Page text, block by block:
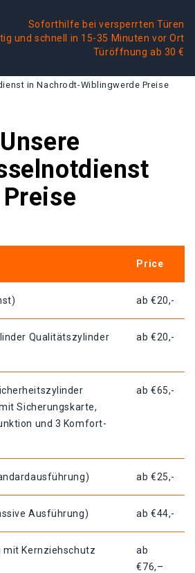
Soforthilfe bei versperrten Türen
und schnell in 15-35 Minuten vor Ort
Türöffnung ab 30 €
in Nachrodt-Wiblingwerde Preise
Unsere
Preise
Price
ab €20,-
Qualitätszylinder
ab €20,-
Sicherungskarte,
und 3 Komfort-
ab €65,-
ab €25,-
Ausführung) ab €44,-
mit Kernziehschutz
ab
€76,–